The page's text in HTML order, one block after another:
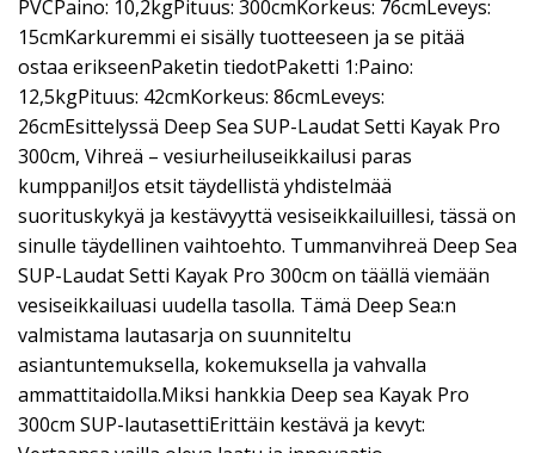
PVCPaino: 10,2kgPituus: 300cmKorkeus: 76cmLeveys:
15cmKarkuremmi ei sisälly tuotteeseen ja se pitää
ostaa erikseenPaketin tiedotPaketti 1:Paino:
12,5kgPituus: 42cmKorkeus: 86cmLeveys:
26cmEsittelyssä Deep Sea SUP-Laudat Setti Kayak Pro
300cm, Vihreä – vesiurheiluseikkailusi paras
kumppani!Jos etsit täydellistä yhdistelmää
suorituskykyä ja kestävyyttä vesiseikkailuillesi, tässä on
sinulle täydellinen vaihtoehto. Tummanvihreä Deep Sea
SUP-Laudat Setti Kayak Pro 300cm on täällä viemään
vesiseikkailuasi uudella tasolla. Tämä Deep Sea:n
valmistama lautasarja on suunniteltu
asiantuntemuksella, kokemuksella ja vahvalla
ammattitaidolla.Miksi hankkia Deep sea Kayak Pro
300cm SUP-lautasettiErittäin kestävä ja kevyt: